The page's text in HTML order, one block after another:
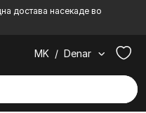
достава насекаде во
MK / Denar